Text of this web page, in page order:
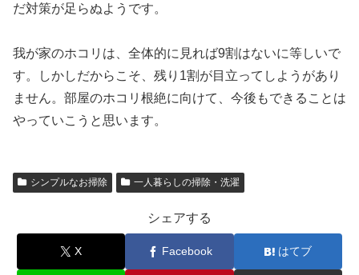
だ対策が足らぬようです。
我が家のホコリは、全体的に見れば9割はないに等しいで
す。しかしだからこそ、残り1割が目立ってしようがあり
ません。部屋のホコリ根絶に向けて、今後もできることは
やっていこうと思います。
シンプルなお掃除 一人暮らしの掃除・洗濯
シェアする
X Facebook はてブ